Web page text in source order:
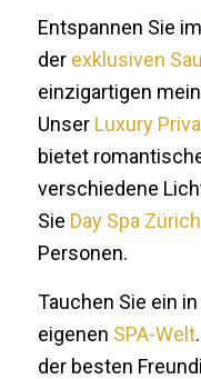
Entspannen Sie im
der exklusiven
einzigartigen
Unser Luxury
bietet
verschiedene
Sie Day Spa Zürich
Personen.
Tauchen Sie ein
eigenen SPA-Welt
der besten